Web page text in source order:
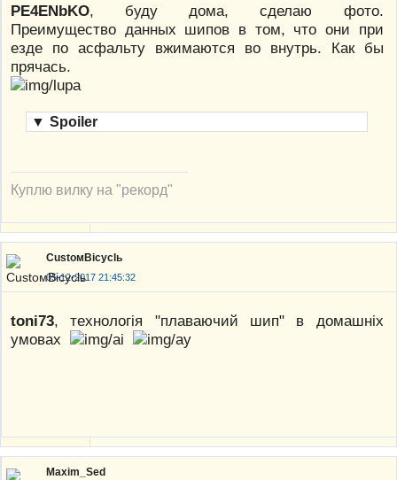
PE4ENbKO, буду дома, сделаю фото.
Преимущество данных шипов в том, что они при
езде по асфальту вжимаются во внутрь. Как бы
прячась.
▼ Spoiler
Куплю вилку на "рекорд"
CustoмBicyclь
05-12-2017 21:45:32
toni73, технологія "плаваючий шип" в домашніх
умовах
Maxim_Sed